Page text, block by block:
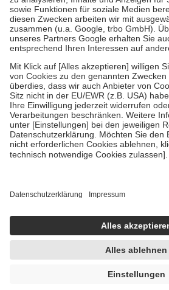
Bei Heilmitteln und häuslicher
Zuzahlung zehn Prozent der Kosten sowie
Verordnung.
Um das Engagement der Versicherten für
stärken und die besondere Stellung der
fallenkeine Zuzahlungenan bei:
• Kindern und Jugendlichen bis zum
mit Ausnahme der Fahrkosten
• Untersuchungen zur Vorsorge und
GKV getragen werden
• empfohlenen Schutzimpfungen
• Harn- und Blutteststreifen
getroffen, um sicherzustellen, dass es sich
https://help.etrusted.com/hc/de/articles/
Einige Bilder und Inhalte wurden unter